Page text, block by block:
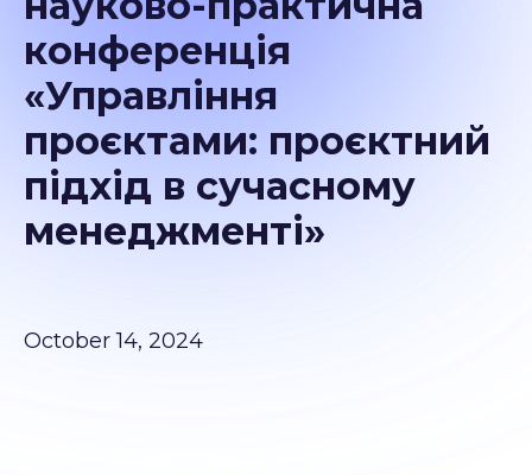
конференція
«Управління
проєктами: проєктний
підхід в сучасному
менеджменті»
October 14, 2024